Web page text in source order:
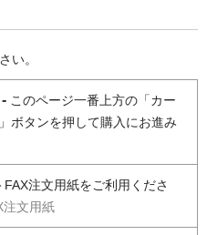
い。
このページ一番上方の「カー
ボタンを押して購入にお進み
FAX注文用紙をご利用くださ
注文用紙